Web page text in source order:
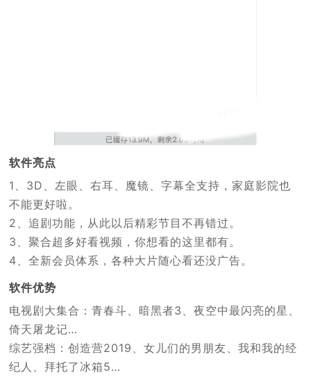
软件亮点
1、3D、左眼、右耳、魔镜、字幕全支持，家庭影院也
不能更好啦。
2、追剧功能，从此以后精彩节目不再错过。
3、聚合超多好看视频，你想看的这里都有。
4、全新会员体系，各种大片随心看还没广告。
软件优势
电视剧大集合：青春斗、暗黑者3、夜空中最闪亮的星、
倚天屠龙记…
综艺强档：创造营2019、女儿们的男朋友、我和我的经
纪人、拜托了冰箱5…